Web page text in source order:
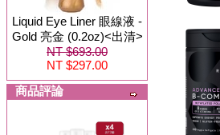
Liquid Eye Liner 眼線液 -
Gold 亮金 (0.2oz)<出清>
NT $693.00
NT $297.00
商品評論